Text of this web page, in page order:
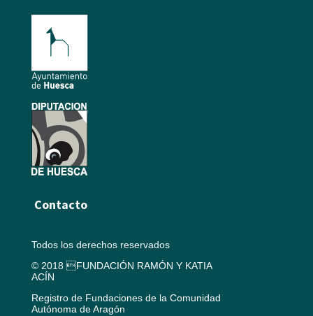
Contacto
Todos los derechos reservados
© 2018 FUNDACIÓN RAMÓN Y KATIA
ACÍN
Registro de Fundaciones de la Comunidad
Autónoma de Aragón